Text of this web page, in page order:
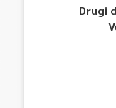
Drugi